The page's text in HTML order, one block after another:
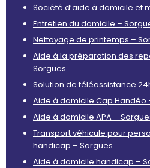
Société d’aide à domicile et
Entretien du domicile –
Nettoyage de printemps –
Aide à la préparation des
Sorgues
Solution de téléassistance
Aide à domicile Cap Handéo
Aide à domicile APA –
Transport véhicule pour
handicap – Sorgues
Aide à domicile handicap –